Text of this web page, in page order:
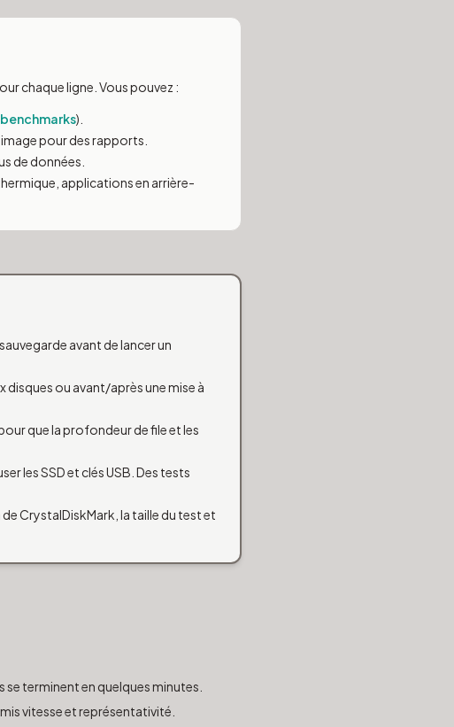
chaque ligne. Vous pouvez :
).
pour des rapports.
de données.
applications en arrière-
avant de lancer un
disques ou avant/après une mise à
que la profondeur de file et les
les SSD et clés USB. Des tests
CrystalDiskMark, la taille du test et
terminent en quelques minutes.
vitesse et représentativité.